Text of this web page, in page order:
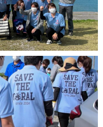
出を抑えることを『グ
ます。
サンゴ保全活動では、
と共に、海岸ごみの清
ンベルト育成活動も行